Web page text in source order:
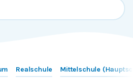
Realschule Mittelschule